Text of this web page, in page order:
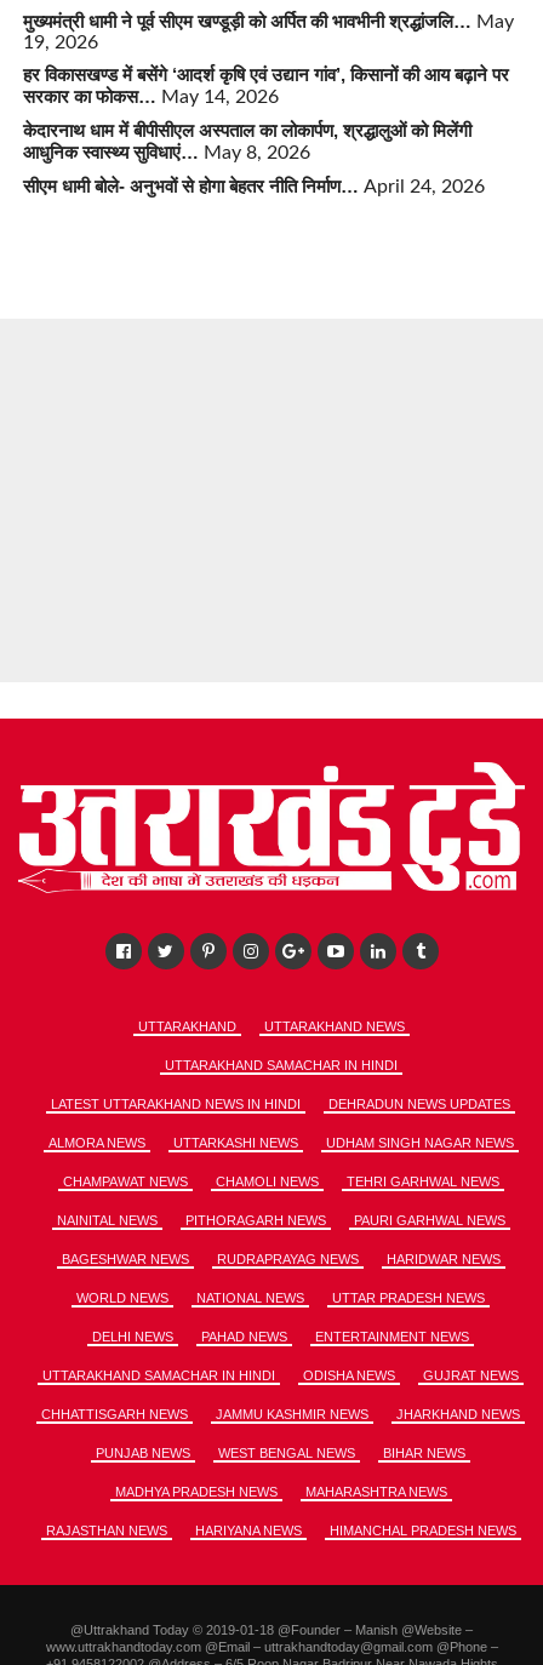
मुख्यमंत्री धामी ने पूर्व सीएम खण्डूड़ी को अर्पित की भावभीनी श्रद्धांजलि… May
19, 2026
हर विकासखण्ड में बसेंगे ‘आदर्श कृषि एवं उद्यान गांव’, किसानों की आय बढ़ाने पर
सरकार का फोकस… May 14, 2026
केदारनाथ धाम में बीपीसीएल अस्पताल का लोकार्पण, श्रद्धालुओं को मिलेंगी
आधुनिक स्वास्थ्य सुविधाएं… May 8, 2026
सीएम धामी बोले- अनुभवों से होगा बेहतर नीति निर्माण… April 24, 2026
UTTARAKHAND UTTARAKHAND NEWS
UTTARAKHAND SAMACHAR IN HINDI
LATEST UTTARAKHAND NEWS IN HINDI DEHRADUN NEWS UPDATES
ALMORA NEWS UTTARKASHI NEWS UDHAM SINGH NAGAR NEWS
CHAMPAWAT NEWS CHAMOLI NEWS TEHRI GARHWAL NEWS
NAINITAL NEWS PITHORAGARH NEWS PAURI GARHWAL NEWS
BAGESHWAR NEWS RUDRAPRAYAG NEWS HARIDWAR NEWS
WORLD NEWS NATIONAL NEWS UTTAR PRADESH NEWS
DELHI NEWS PAHAD NEWS ENTERTAINMENT NEWS
UTTARAKHAND SAMACHAR IN HINDI ODISHA NEWS GUJRAT NEWS
CHHATTISGARH NEWS JAMMU KASHMIR NEWS JHARKHAND NEWS
PUNJAB NEWS WEST BENGAL NEWS BIHAR NEWS
MADHYA PRADESH NEWS MAHARASHTRA NEWS
RAJASTHAN NEWS HARIYANA NEWS HIMANCHAL PRADESH NEWS
@Uttrakhand Today © 2019-01-18 @Founder – Manish @Website –
www.uttrakhandtoday.com @Email – uttrakhandtoday@gmail.com @Phone –